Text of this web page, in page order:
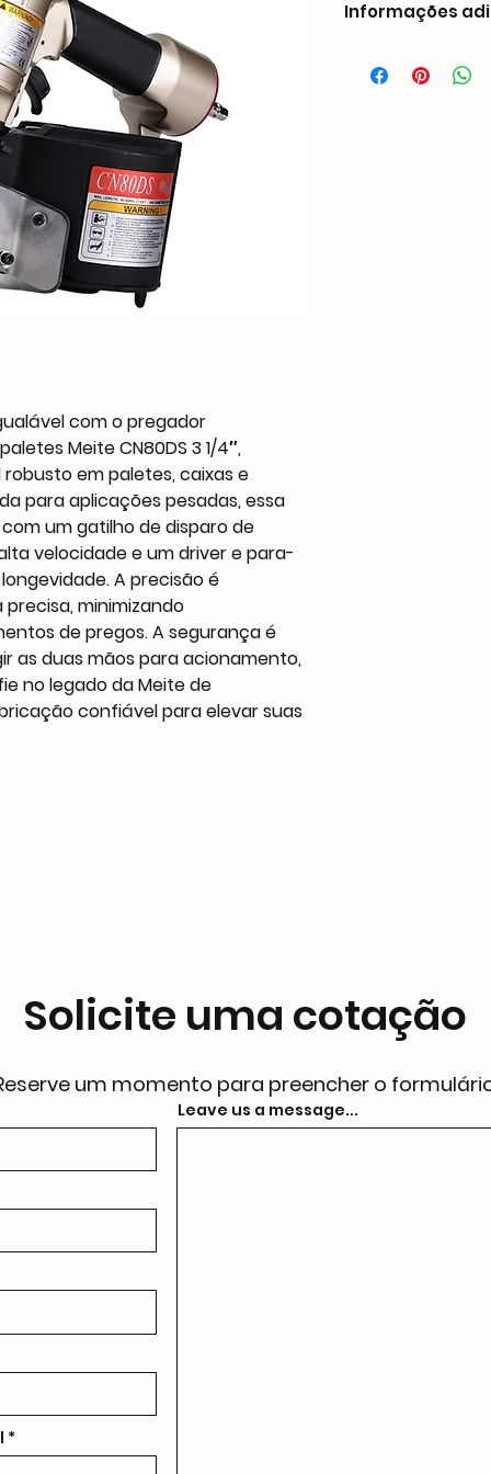
com o pregador
Meite CN80DS 3 1/4″,
em paletes, caixas e
para aplicações pesadas, essa
um gatilho de disparo de
velocidade e um driver e para-
A precisão é
minimizando
de pregos. A segurança é
as duas mãos para acionamento,
no legado da Meite de
confiável para elevar suas
Informações
Weight
Solicite uma cotação
um momento para preencher o
Leave us a message...